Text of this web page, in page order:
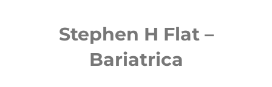
Stephen H Flat –
Bariatrica